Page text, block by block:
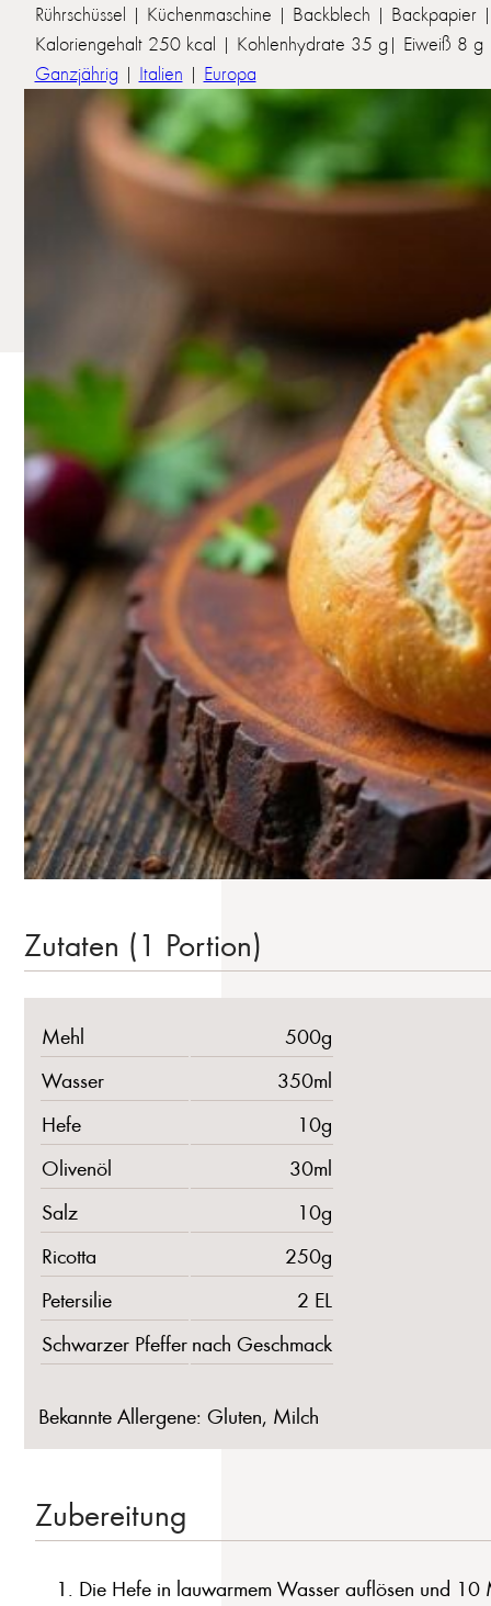
Rührschüssel | Küchenmaschine | Backblech | Backpapier
Kaloriengehalt 250 kcal | Kohlenhydrate 35 g| Eiweiß 8
Ganzjährig | Italien | Europa
Zutaten (1 Portion)
Mehl
500g
Wasser
350ml
Hefe
10g
Olivenöl
30ml
Salz
10g
Ricotta
250g
Petersilie
2 EL
Schwarzer Pfeffer nach Geschmack
Bekannte Allergene: Gluten, Milch
Zubereitung
Die Hefe in lauwarmem Wasser auflösen und 10